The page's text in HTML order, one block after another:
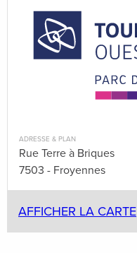
ADRESSE & PLAN
Rue Terre à Briques
7503 - Froyennes
AFFICHER LA CARTE